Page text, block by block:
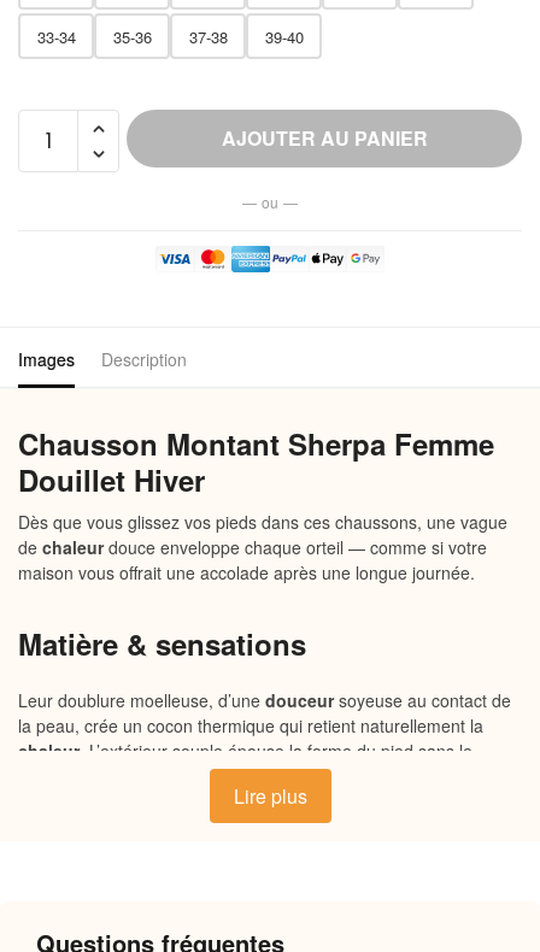
33-34 35-36 37-38 39-40
Chausson
AJOUTER AU PANIER
— ou —
Images Description
Chausson Montant Sherpa Femme
Douillet Hiver
Dès que vous glissez vos pieds dans ces chaussons, une vague
de chaleurdouce enveloppe chaque orteil — comme si votre
maison vous offrait une accolade après une longue journée.
Matière & sensations
Leur doublure moelleuse, d’une douceursoyeuse au contact de
la peau, crée un cocon thermique qui retient naturellement la
chaleur. L’extérieur souple épouse la forme du pied sans le
comprimer, tandis que la semelle intérieure rembourrée absorbe
chaque pas avec légèreté. Un ensemble respirant, chaud et
enveloppant qui transforme chaque déplacement dans la maison
Lire plus
Questions fréquentes